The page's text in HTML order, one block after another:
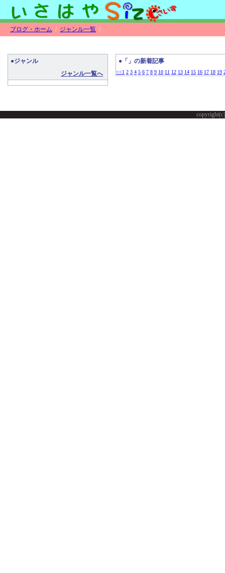
ブログ・ホーム / ジャンル一覧 /
●ジャンル
ジャンル一覧へ
●「」の新着記事
<<1 2 3 4 5 6 7 8 9 10 11 12 13 14 15 16 17 18 19